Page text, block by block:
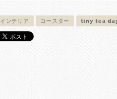
インテリア コースター tiny tea